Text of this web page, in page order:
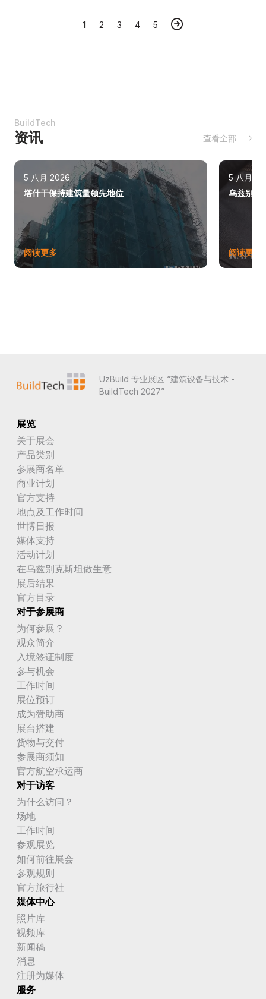
1 2 3 4 5
BuildTech
资讯 查看全部
5 八月 2026
塔什干保持建筑量领先地位
阅读更多
5 八月
乌兹别克
阅读更多
UzBuild 专业展区 “建筑设备与技术 -
BuildTech 2027”
展览
关于展会
产品类别
参展商名单
商业计划
官方支持
地点及工作时间
世博日报
媒体支持
活动计划
在乌兹别克斯坦做生意
展后结果
官方目录
对于参展商
为何参展？
观众简介
入境签证制度
参与机会
工作时间
展位预订
成为赞助商
展台搭建
货物与交付
参展商须知
官方航空承运商
对于访客
为什么访问？
场地
工作时间
参观展览
如何前往展会
参观规则
官方旅行社
媒体中心
照片库
视频库
新闻稿
消息
注册为媒体
服务